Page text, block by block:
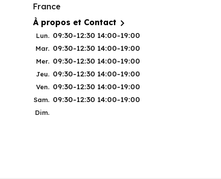
France
À propos et Contact 
Lun. 09:30-12:30 14:00-19:00
Mar. 09:30-12:30 14:00-19:00
Mer. 09:30-12:30 14:00-19:00
Jeu. 09:30-12:30 14:00-19:00
Ven. 09:30-12:30 14:00-19:00
Sam. 09:30-12:30 14:00-19:00
Dim.